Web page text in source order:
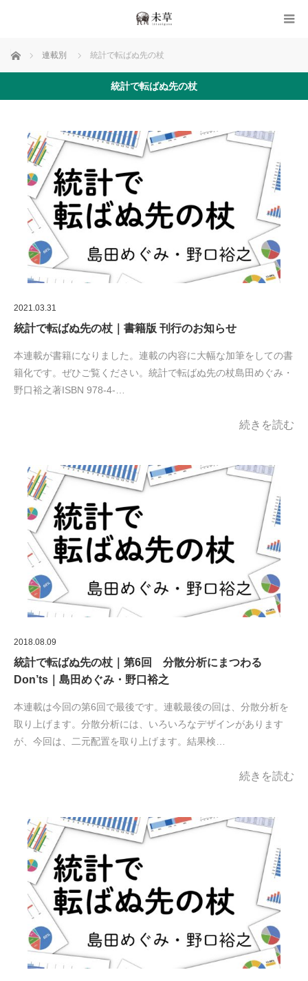
ホーム 連載別 統計で転ばぬ先の杖
統計で転ばぬ先の杖
2021.03.31
統計で転ばぬ先の杖｜書籍版 刊行のお知らせ
本連載が書籍になりました。連載の内容に大幅な加筆をしての書
籍化です。ぜひご覧ください。統計で転ばぬ先の杖島田めぐみ・
野口裕之著ISBN 978-4-…
続きを読む
2018.08.09
統計で転ばぬ先の杖｜第6回 分散分析にまつわる
Don’ts｜島田めぐみ・野口裕之
本連載は今回の第6回で最後です。連載最後の回は、分散分析を
取り上げます。分散分析には、いろいろなデザインがあります
が、今回は、二元配置を取り上げます。結果検…
続きを読む